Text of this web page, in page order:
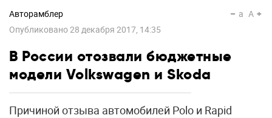
Авторамблер
Опубликовано28 декабря 2017, 14:35
a A
В России отозвали бюджетные
модели Volkswagen и Skoda
Причиной отзыва автомобилей Polo и Rapid